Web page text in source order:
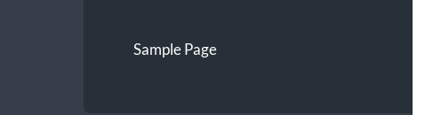
Sample Page